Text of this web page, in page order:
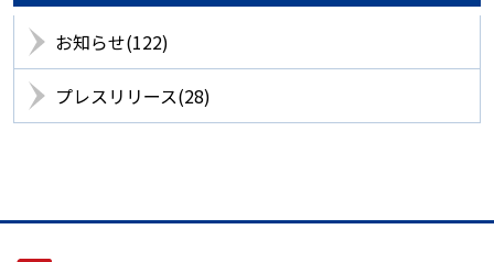
お知らせ(122)
プレスリリース(28)